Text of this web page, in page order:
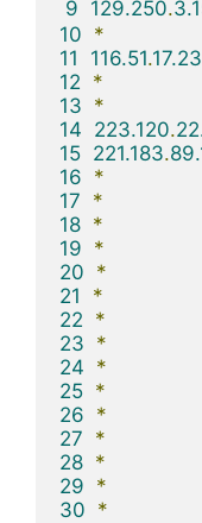
9 129.250.
10 *
11
116.51.
12 *
13 *
14 223.120.
15 221.183.
16 *
17 *
18 *
19 *
20 *
21
*
22 *
23 *
24 *
25 *
26 *
27 *
28 *
29 *
30 *